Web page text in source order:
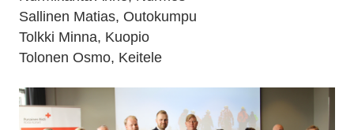
Sallinen Matias, Outokumpu
Tolkki Minna, Kuopio
Tolonen Osmo, Keitele